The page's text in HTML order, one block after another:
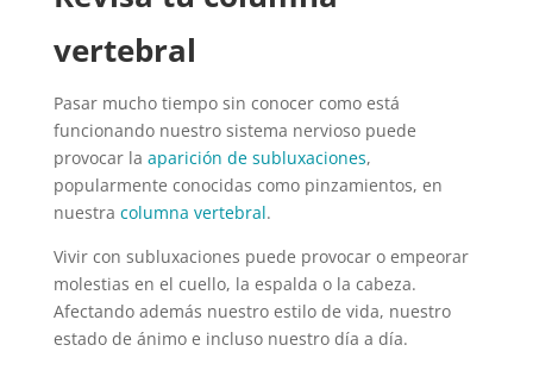
vertebral
Pasar mucho tiempo sin conocer como está
funcionando nuestro sistema nervioso puede
provocar la aparición de subluxaciones,
popularmente conocidas como pinzamientos, en
nuestra columna vertebral.
Vivir con subluxaciones puede provocar o empeorar
molestias en el cuello, la espalda o la cabeza.
Afectando además nuestro estilo de vida, nuestro
estado de ánimo e incluso nuestro día a día.